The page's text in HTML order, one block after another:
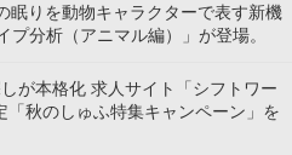
眠りを動物キャラクターで表す新機
分析（アニマル編）」が登場。
が本格化 求人サイト「シフトワー
「秋のしゅふ特集キャンペーン」を